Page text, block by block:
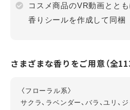
コスメ商品のVR動画とと
香りシールを作成して同梱
さまざまな香りをご用意（全
〈フローラル系〉
サクラ、ラベンダー、バラ、ユリ、